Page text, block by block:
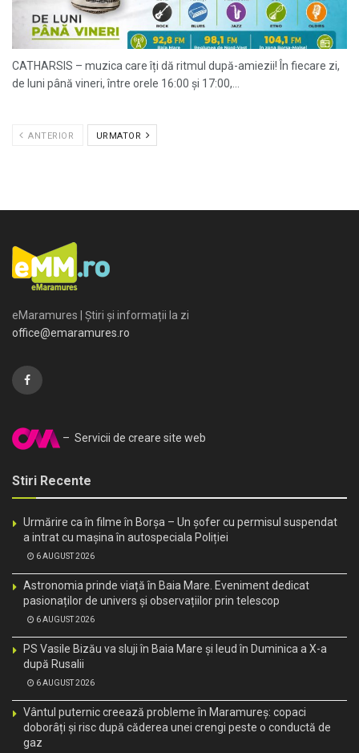
CATHARSIS – muzica care îți dă ritmul după-amiezii! În fiecare zi,
de luni până vineri, între orele 16:00 și 17:00,...
ANTERIOR URMATOR
eMaramures | Știri și informații la zi
office@emaramures.ro
– Servicii de creare site web
Stiri Recente
Urmărire ca în filme în Borșa – Un șofer cu permisul suspendat
a intrat cu mașina în autospeciala Poliției
6 AUGUST 2026
Astronomia prinde viață în Baia Mare. Eveniment dedicat
pasionaților de univers și observațiilor prin telescop
6 AUGUST 2026
PS Vasile Bizău va sluji în Baia Mare și Ieud în Duminica a X-a
după Rusalii
6 AUGUST 2026
Vântul puternic creează probleme în Maramureș: copaci
doborâți și risc după căderea unei crengi peste o conductă de
gaz